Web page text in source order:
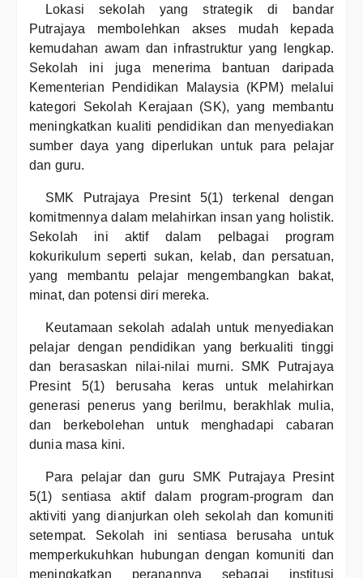
Lokasi sekolah yang strategik di bandar
Putrajaya membolehkan akses mudah kepada
kemudahan awam dan infrastruktur yang lengkap.
Sekolah ini juga menerima bantuan daripada
Kementerian Pendidikan Malaysia (KPM) melalui
kategori Sekolah Kerajaan (SK), yang membantu
meningkatkan kualiti pendidikan dan menyediakan
sumber daya yang diperlukan untuk para pelajar
dan guru.
SMK Putrajaya Presint 5(1) terkenal dengan
komitmennya dalam melahirkan insan yang holistik.
Sekolah ini aktif dalam pelbagai program
kokurikulum seperti sukan, kelab, dan persatuan,
yang membantu pelajar mengembangkan bakat,
minat, dan potensi diri mereka.
Keutamaan sekolah adalah untuk menyediakan
pelajar dengan pendidikan yang berkualiti tinggi
dan berasaskan nilai-nilai murni. SMK Putrajaya
Presint 5(1) berusaha keras untuk melahirkan
generasi penerus yang berilmu, berakhlak mulia,
dan berkebolehan untuk menghadapi cabaran
dunia masa kini.
Para pelajar dan guru SMK Putrajaya Presint
5(1) sentiasa aktif dalam program-program dan
aktiviti yang dianjurkan oleh sekolah dan komuniti
setempat. Sekolah ini sentiasa berusaha untuk
memperkukuhkan hubungan dengan komuniti dan
meningkatkan peranannya sebagai institusi